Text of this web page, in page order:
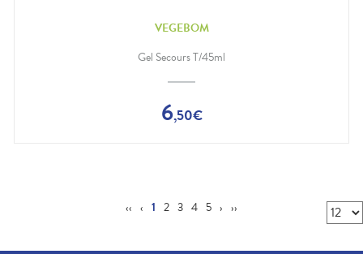
VEGEBOM
Gel Secours T/45ml
6,50€
‹‹ ‹ 1 2 3 4 5 › ››